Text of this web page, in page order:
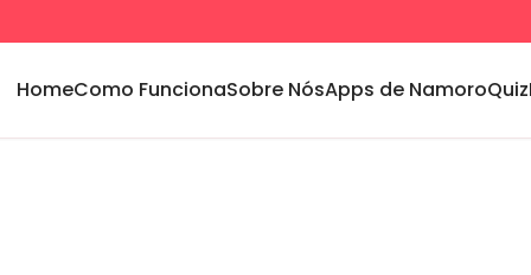
HomeComo FuncionaSobre NósApps de NamoroQuiz